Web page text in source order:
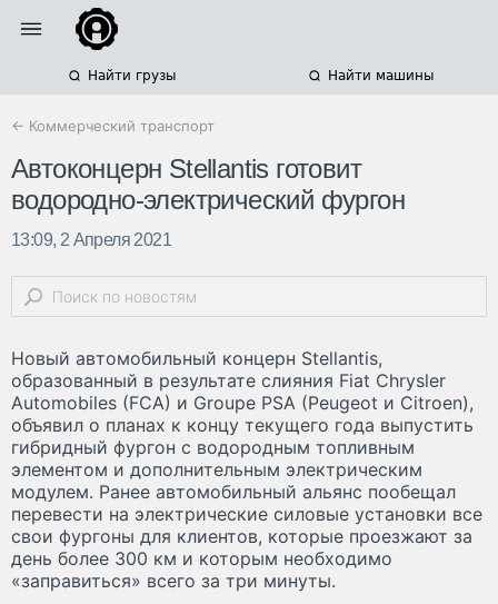
Найти грузы Найти машины
← Коммерческий транспорт
Автоконцерн Stellantis готовит
водородно-электрический фургон
13:09, 2 Апреля 2021
Новый автомобильный концерн Stellantis,
образованный в результате слияния Fiat Chrysler
Automobiles (FCA) и Groupe PSA (Peugeot и Citroen),
объявил о планах к концу текущего года выпустить
гибридный фургон с водородным топливным
элементом и дополнительным электрическим
модулем. Ранее автомобильный альянс пообещал
перевести на электрические силовые установки все
свои фургоны для клиентов, которые проезжают за
день более 300 км и которым необходимо
«заправиться» всего за три минуты.